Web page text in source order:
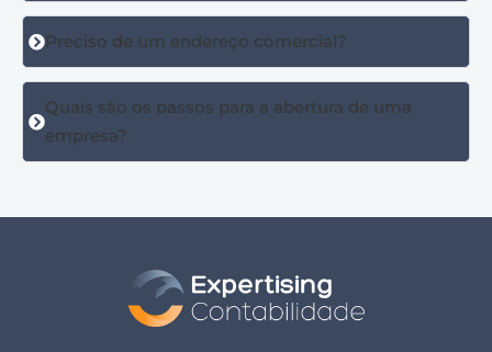
Preciso de um endereço comercial?
Quais são os passos para a abertura de uma
empresa?